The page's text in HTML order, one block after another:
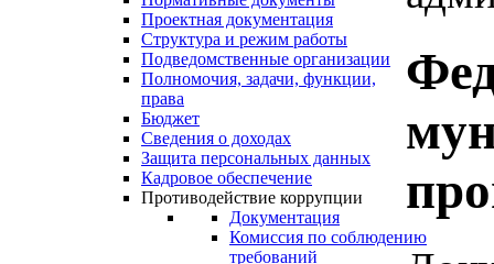
Проектная документация
Структура и режим работы
Подведомственные организации
Полномочия, задачи, функции,
права
Бюджет
Сведения о доходах
Защита персональных данных
Кадровое обеспечение
Противодействие коррупции
Документация
Комиссия по соблюдению
требований